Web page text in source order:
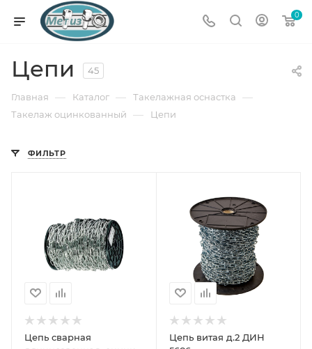
0
Цепи 45
Главная — Каталог — Такелажная оснастка —
Такелаж оцинкованный — Цепи
ФИЛЬТР
Цепь сварная
Цепь витая д.2 ДИН